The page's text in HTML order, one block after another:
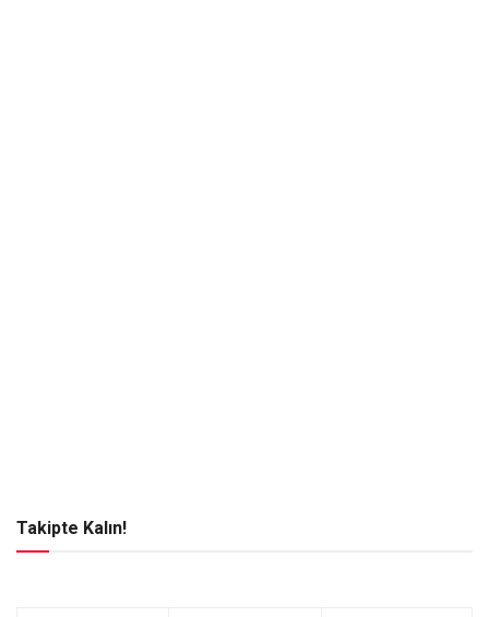
Takipte Kalın!